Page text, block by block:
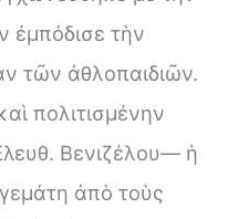
ἐμπόδισε τὴν
τῶν ἀθλοπαιδιῶν.
πολιτισμένην
Βενιζέλου— ἡ
ἀπὸ τοὺς